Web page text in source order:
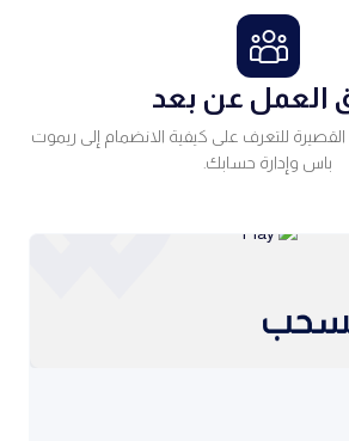
العمل عن بعد
للتعرف على كيفية الانضمام إلى ريموت
باس وإدارة حسابك.